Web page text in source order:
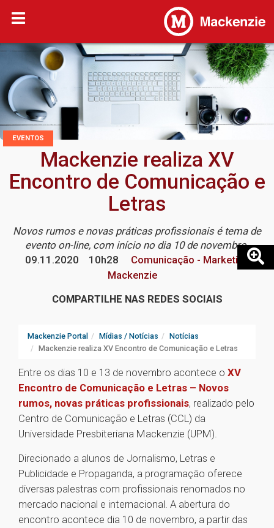
EVENTOS
Mackenzie realiza XV
Encontro de Comunicação e
Letras
Novos rumos e novas práticas profissionais é tema de
evento on-line, com início no dia 10 de novembro
09.11.2020
10h28
Comunicação - Marketing
Mackenzie
COMPARTILHE NAS REDES SOCIAIS
Mackenzie Portal Mídias / Notícias
Notícias
Mackenzie realiza XV Encontro de Comunicação e Letras
Entre os dias 10 e 13 de novembro acontece o XV
Encontro de Comunicação e Letras – Novos
rumos, novas práticas profissionais, realizado pelo
Centro de Comunicação e Letras (CCL) da
Universidade Presbiteriana Mackenzie (UPM).
Direcionado a alunos de Jornalismo, Letras e
Publicidade e Propaganda, a programação oferece
diversas palestras com profissionais renomados no
mercado nacional e internacional. A abertura do
encontro acontece dia 10 de novembro, a partir das